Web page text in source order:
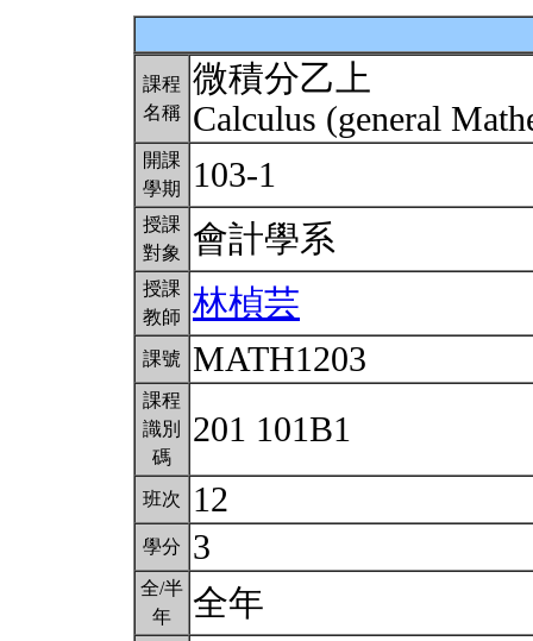
課程
名稱
微積分乙上
Calculus (general
開課
學期
103-1
授課
對象
會計學系
授課
教師
林楨芸
課號 MATH1203
課程
識別
碼
201 101B1
班次 12
學分 3
全/半
年
全年